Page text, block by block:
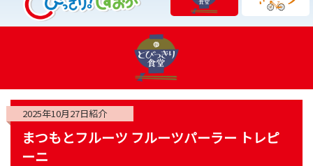
2025年10月27日紹介
まつもとフルーツ フルーツパーラー トレピ
ーニ